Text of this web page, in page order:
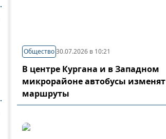
Общество30.07.2026 в 10:21
В центре Кургана и в Западном
микрорайоне автобусы изменят
маршруты